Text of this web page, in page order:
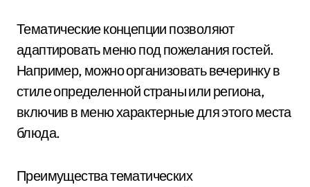
Тематические концепции позволяют
адаптировать меню под пожелания гостей.
Например, можно организовать вечеринку в
стиле определенной страны или региона,
включив в меню характерные для этого места
блюда.
Преимущества тематических